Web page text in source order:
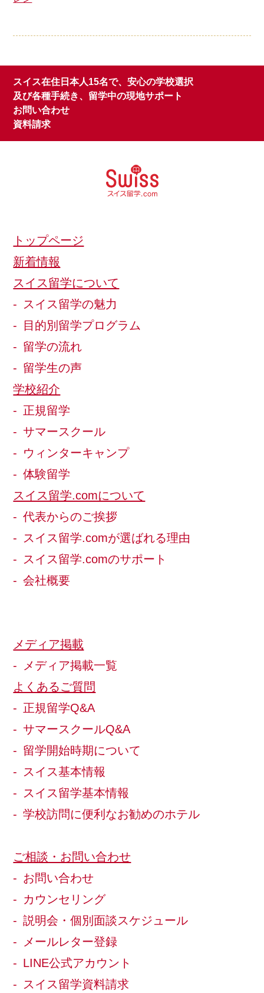
スイス在住日本人15名で、安心の学校選択
及び各種手続き、留学中の現地サポート
お問い合わせ
資料請求
トップページ
新着情報
スイス留学について
スイス留学の魅力
目的別留学プログラム
留学の流れ
留学生の声
学校紹介
正規留学
サマースクール
ウィンターキャンプ
体験留学
スイス留学.comについて
代表からのご挨拶
スイス留学.comが選ばれる理由
スイス留学.comのサポート
会社概要
メディア掲載
メディア掲載一覧
よくあるご質問
正規留学Q&A
サマースクールQ&A
留学開始時期について
スイス基本情報
スイス留学基本情報
学校訪問に便利なお勧めのホテル
ご相談・お問い合わせ
お問い合わせ
カウンセリング
説明会・個別面談スケジュール
メールレター登録
LINE公式アカウント
スイス留学資料請求